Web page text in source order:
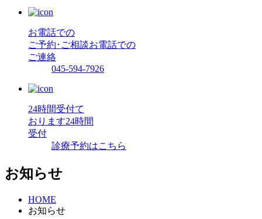
お電話での
ご予約･ご相談お電話での
ご連絡
045-594-7926
24時間受付て
おります24時間
受付
診療予約はこちら
お知らせ
HOME
お知らせ